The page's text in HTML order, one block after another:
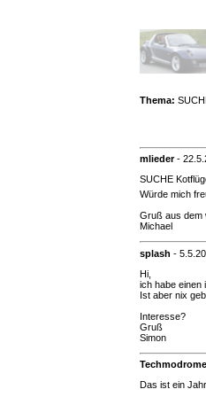
Thema:
mlieder-
SUCHE
Würde mich
Gruß aus dem
Michael
splash -
Hi,
ich habe einen
Ist aber nix
Interesse?
Gruß
Simon
Techmodrome
Das ist ein